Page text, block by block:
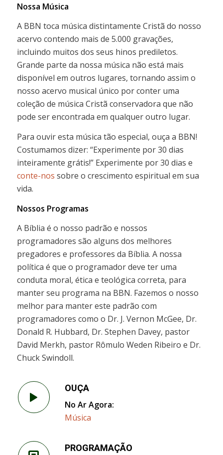
Nossa Música
A BBN toca música distintamente Cristã do nosso
acervo contendo mais de 5.000 gravações,
incluindo muitos dos seus hinos prediletos.
Grande parte da nossa música não está mais
disponível em outros lugares, tornando assim o
nosso acervo musical único por conter uma
coleção de música Cristã conservadora que não
pode ser encontrada em qualquer outro lugar.
Para ouvir esta música tão especial, ouça a BBN!
Costumamos dizer: “Experimente por 30 dias
inteiramente grátis!” Experimente por 30 dias e
conte-nos sobre o crescimento espiritual em sua
vida.
Nossos Programas
A Bíblia é o nosso padrão e nossos
programadores são alguns dos melhores
pregadores e professores da Bíblia. A nossa
política é que o programador deve ter uma
conduta moral, ética e teológica correta, para
manter seu programa na BBN. Fazemos o nosso
melhor para manter este padrão com
programadores como o Dr. J. Vernon McGee, Dr.
Donald R. Hubbard, Dr. Stephen Davey, pastor
David Merkh, pastor Rômulo Weden Ribeiro e Dr.
Chuck Swindoll.
OUÇA
No Ar Agora:
Música
PROGRAMAÇÃO